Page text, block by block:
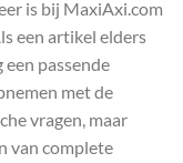
is bij MaxiAxi.com
een artikel elders
passende
met de
vragen, maar
van complete